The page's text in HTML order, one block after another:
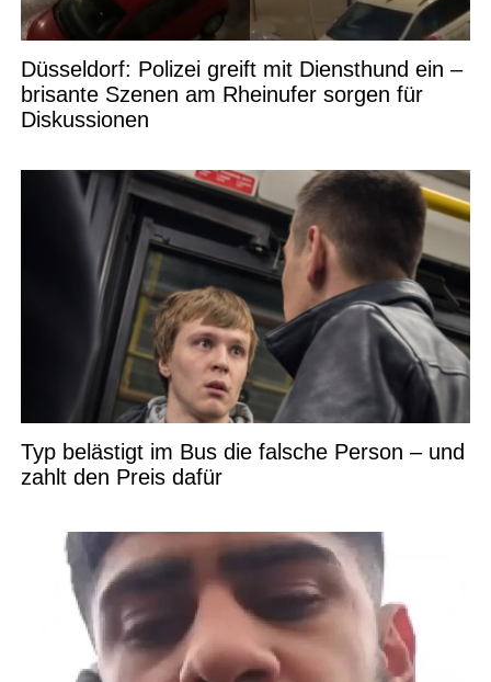
Düsseldorf: Polizei greift mit Diensthund ein –
brisante Szenen am Rheinufer sorgen für
Diskussionen
Typ belästigt im Bus die falsche Person – und
zahlt den Preis dafür